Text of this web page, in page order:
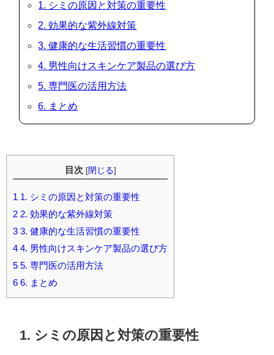
1. シミの原因と対策の重要性
2. 効果的な紫外線対策
3. 健康的な生活習慣の重要性
4. 男性向けスキンケア製品の選び方
5. 専門医の活用方法
6. まとめ
目次 [閉じる]
1 1. シミの原因と対策の重要性
2 2. 効果的な紫外線対策
3 3. 健康的な生活習慣の重要性
4 4. 男性向けスキンケア製品の選び方
5 5. 専門医の活用方法
6 6. まとめ
1. シミの原因と対策の重要性